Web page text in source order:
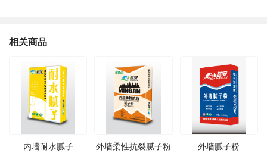
相关商品
内墙耐水腻子 外墙柔性抗裂腻子粉 外墙腻子粉